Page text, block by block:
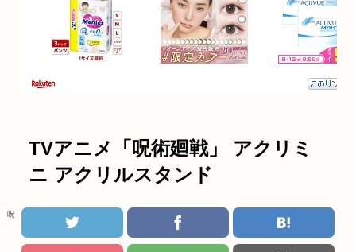
TVアニメ「呪術廻戦」 アクリミ
ニ アクリルスタンド
呪術廻戦